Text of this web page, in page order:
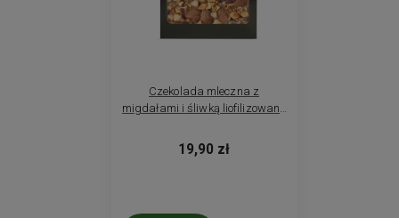
Czekolada mleczna z
migdałami i śliwką liofilizowaną
19,90 zł